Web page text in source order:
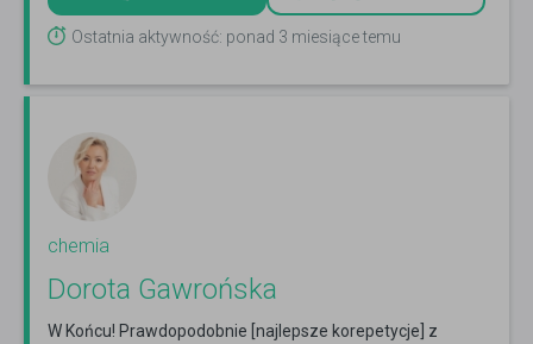
Ostatnia aktywność: ponad 3 miesiące temu
chemia
Dorota Gawrońska
W Końcu! Prawdopodobnie [najlepsze korepetycje] z